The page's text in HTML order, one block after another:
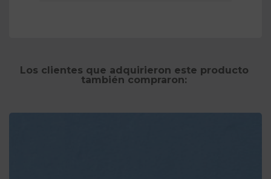
Los clientes que adquirieron este producto
también compraron: